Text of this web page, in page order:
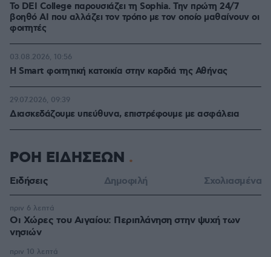
Το DEI College παρουσιάζει τη Sophia. Την πρώτη 24/7
βοηθό AI που αλλάζει τον τρόπο με τον οποίο μαθαίνουν οι
φοιτητές
Η Smart φοιτητική κατοικία στην καρδιά της Αθήνας
03.08.2026, 10:56
Διασκεδάζουμε υπεύθυνα, επιστρέφουμε με ασφάλεια
29.07.2026, 09:39
ΡΟΗ ΕΙΔΗΣΕΩΝ
Ειδήσεις Δημοφιλή Σχολιασμένα
Οι Xώρες του Αιγαίου: Περιπλάνηση στην ψυχή των
νησιών
πριν 6 λεπτά
πριν 10 λεπτά